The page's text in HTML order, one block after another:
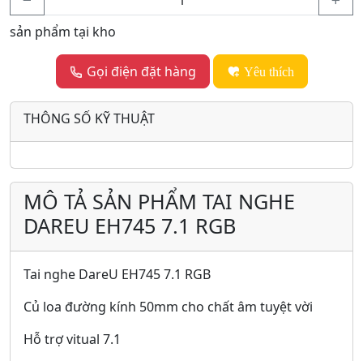
sản phẩm tại kho
Gọi điện đặt hàng Yêu thích
THÔNG SỐ KỸ THUẬT
MÔ TẢ SẢN PHẨM TAI NGHE
DAREU EH745 7.1 RGB
Tai nghe DareU EH745 7.1 RGB
Củ loa đường kính 50mm cho chất âm tuyệt vời
Hỗ trợ vitual 7.1